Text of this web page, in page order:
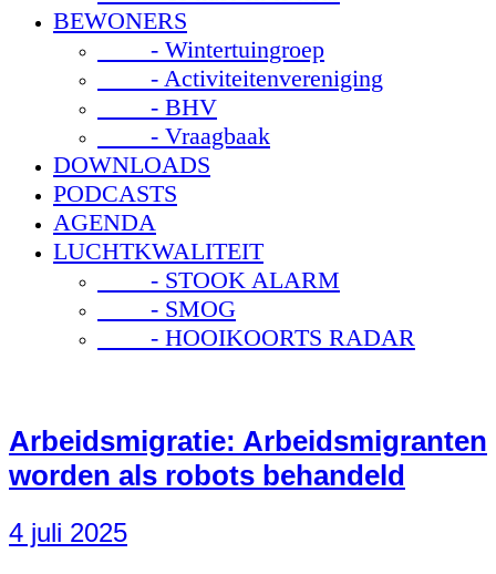
BEWONERS
- Wintertuingroep
- Activiteitenvereniging
- BHV
- Vraagbaak
DOWNLOADS
PODCASTS
AGENDA
LUCHTKWALITEIT
- STOOK ALARM
- SMOG
- HOOIKOORTS RADAR
Arbeidsmigratie: Arbeidsmigranten
worden als robots behandeld
4 juli 2025